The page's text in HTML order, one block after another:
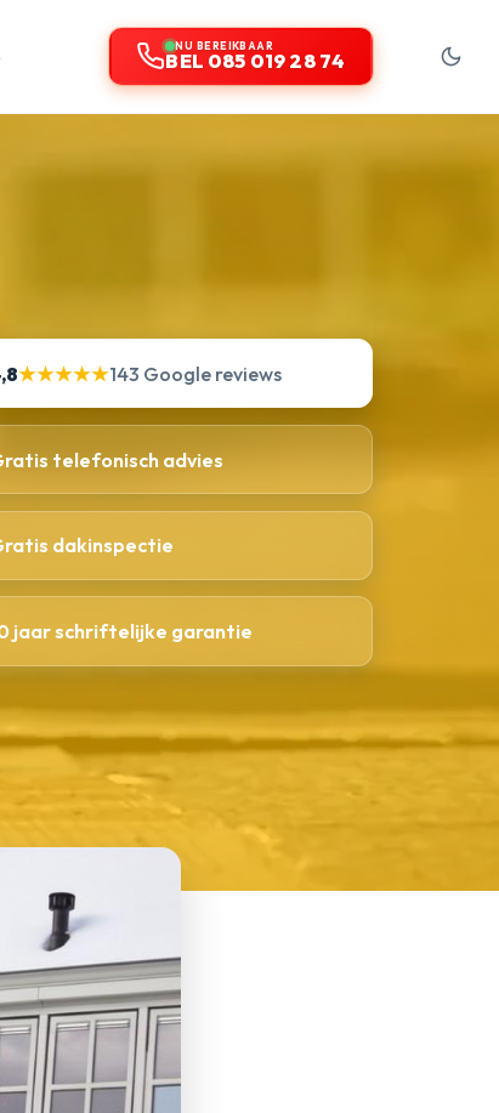
NU BEREIKBAAR
BEL 085 019 28 74
★★★★★143 Google reviews
telefonisch advies
dakinspectie
jaar schriftelijke garantie